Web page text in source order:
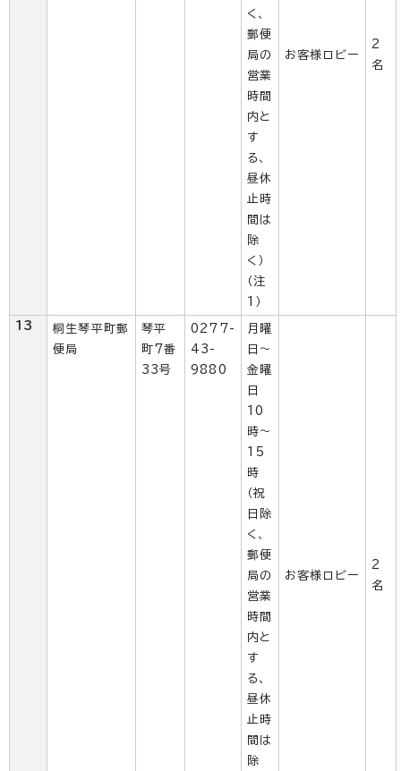
く、
郵便
局の
営業
時間
内と
す
る、
昼休
止時
間は
除
く）
（注
1）
お客様ロビー
2
名
13
桐生琴平町郵
便局
琴平
町7番
33号
0277-
43-
9880
月曜
日～
金曜
日
10
時～
15
時
（祝
日除
く、
郵便
局の
営業
時間
内と
す
る、
昼休
止時
間は
除
お客様ロビー
2
名